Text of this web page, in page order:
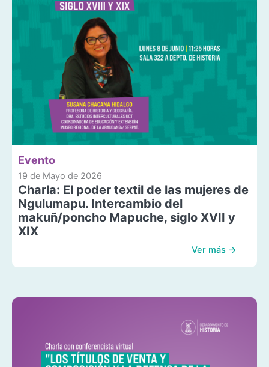
Evento
19 de Mayo de 2026
Charla: El poder textil de las mujeres de
Ngulumapu. Intercambio del
makuñ/poncho Mapuche, siglo XVII y
XIX
Ver más →